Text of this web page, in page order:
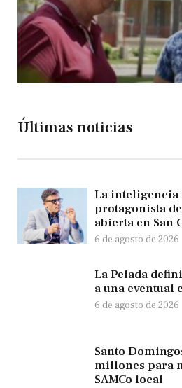
Últimas noticias
La
protagonista
abierta en San
6 de agosto de 2026
La Pelada
a una
6 de agosto de 2026
Santo
millones para
SAMCo local